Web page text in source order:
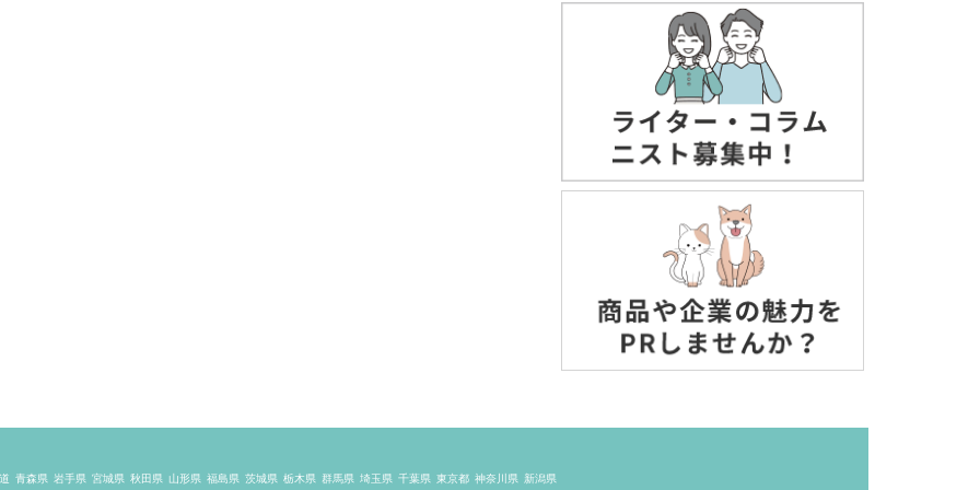
青森県 岩手県 宮城県 秋田県 山形県 福島県 茨城県 栃木県 群馬県 埼玉県 千葉県 東京都 神奈川県 新潟県